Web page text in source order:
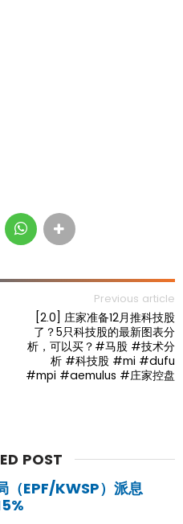
Previous article
[2.0] 庄家准备12月推科技股
了？5只科技股的最新图表分
析，可以买？#马股 #技术分
析 #科技股 #mi #dufu
#mpi #aemulus #庄家控盘
POST
（EPF/KWSP）派息